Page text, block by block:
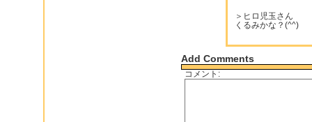
＞ヒロ児玉さん
くるみかな？(^^)
Add Comments
コメント: